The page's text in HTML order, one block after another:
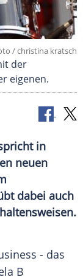
/ christina kratsch
der
eigenen.
in
neuen
dabei auch
- das
B